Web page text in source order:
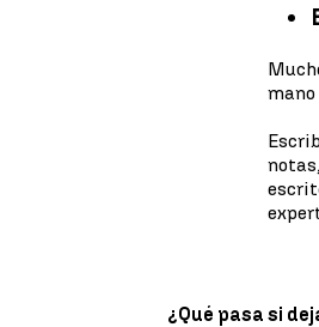
¿Qué pasa si